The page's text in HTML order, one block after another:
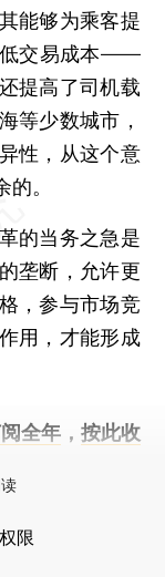
能够为乘客提
低交易成本——
提高了司机载
等少数城市，
性，从这个意
。
的当务之急是
的垄断，允许更
，参与市场竞
用，才能形成
全年， 按此收
限